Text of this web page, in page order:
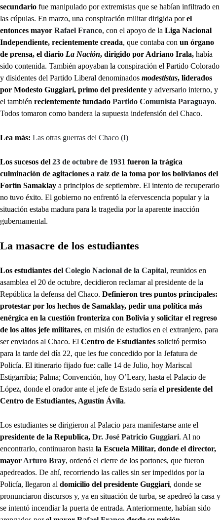
secundario fue manipulado por extremistas que se habían infiltrado en
las cúpulas. En marzo, una conspiración militar dirigida porel
entonces mayor Rafael Franco, con el apoyo de la Liga Nacional
Independiente, recientemente creada, que contaba con un órgano
de prensa, el diario La Nación, dirigido por Adriano Irala, había
sido contenida. También apoyaban la conspiración el Partido Colorado
y disidentes del Partido Liberal denominados modestistas, liderados
por Modesto Guggiari, primo del presidente y adversario interno, y
el también recientemente fundado Partido Comunista Paraguayo.
Todos tomaron como bandera la supuesta indefensión del Chaco.
Lea más: Las otras guerras del Chaco (I)
Los sucesos del 23 de octubre de 1931 fueron la trágica
culminación de agitaciones a raíz de la toma por los bolivianos del
Fortín Samaklay a principios de septiembre. El intento de recuperarlo
no tuvo éxito. El gobierno no enfrentó la efervescencia popular y la
situación estaba madura para la tragedia por la aparente inacción
gubernamental.
La masacre de los estudiantes
Los estudiantes del Colegio Nacional de la Capital, reunidos en
asamblea el 20 de octubre, decidieron reclamar al presidente de la
República la defensa del Chaco. Definieron tres puntos principales:
protestar por los hechos de Samaklay, pedir una política más
enérgica en la cuestión fronteriza con Bolivia y solicitar el regreso
de los altos jefe militares, en misión de estudios en el extranjero, para
ser enviados al Chaco. El Centro de Estudiantes solicitó permiso
para la tarde del día 22, que les fue concedido por la Jefatura de
Policía. El itinerario fijado fue: calle 14 de Julio, hoy Mariscal
Estigarribia; Palma; Convención, hoy O’Leary, hasta el Palacio de
López, donde el orador ante el jefe de Estado sería el presidente del
Centro de Estudiantes, Agustín Ávila.
Los estudiantes se dirigieron al Palacio para manifestarse ante el
presidente de la Republica, Dr. José Patricio Guggiari. Al no
encontrarlo, continuaron hasta la Escuela Militar, donde el director,
mayor Arturo Bray, ordenó el cierre de los portones, que fueron
apedreados. De ahí, recorriendo las calles sin ser impedidos por la
Policía, llegaron al domicilio del presidente Guggiari, donde se
pronunciaron discursos y, ya en situación de turba, se apedreó la casa y
se intentó incendiar la puerta de entrada. Anteriormente, habían sido